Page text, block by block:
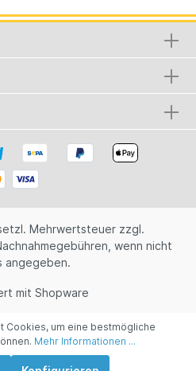
aus und durchströmen
auf der
frischer, grüner Apfel
Komposition, welche
von hessischem
einem klassischen Gin
Mehrwertsteuer zzgl.
wenn nicht
angegeben.
mit Shopware
Cookies, um eine bestmögliche
Mehr Informationen ...